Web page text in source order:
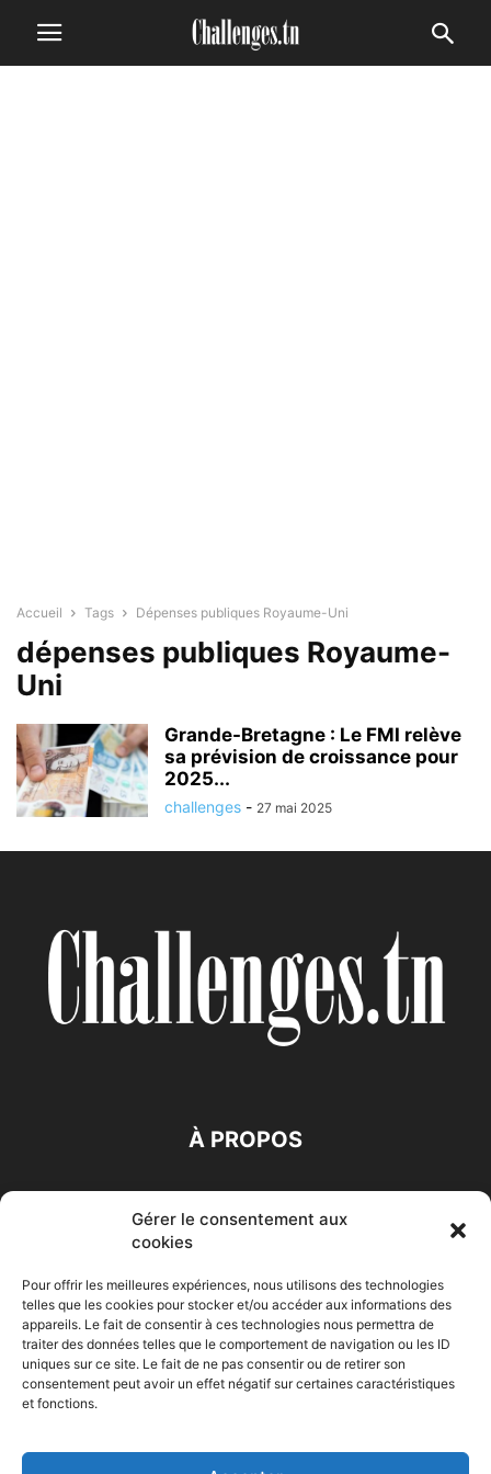
Gérer le consentement aux
cookies
Pour offrir les meilleures expériences, nous utilisons des technologies
telles que les cookies pour stocker et/ou accéder aux informations des
appareils. Le fait de consentir à ces technologies nous permettra de
traiter des données telles que le comportement de navigation ou les ID
uniques sur ce site. Le fait de ne pas consentir ou de retirer son
consentement peut avoir un effet négatif sur certaines caractéristiques
et fonctions.
Accueil Tags Dépenses publiques Royaume-Uni
dépenses publiques Royaume-
Uni
Grande-Bretagne : Le FMI relève
sa prévision de croissance pour
2025...
challenges - 27 mai 2025
À PROPOS
Accueil Economie Entreprises Entrepreneur
Maghreb